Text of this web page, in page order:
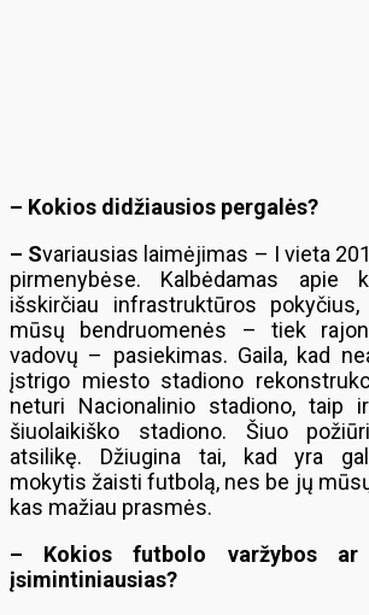
– Kokios didžiausios pergalės?
– Svariausias laimėjimas – I vieta
pirmenybėse. Kalbėdamas apie
išskirčiau infrastruktūros
mūsų bendruomenės – tiek
vadovų – pasiekimas. Gaila, kad
įstrigo miesto stadiono
neturi Nacionalinio stadiono, taip
šiuolaikiško stadiono. Šiuo
atsilikę. Džiugina tai, kad yra
mokytis žaisti futbolą, nes be jų
kas mažiau prasmės.
– Kokios futbolo varžybos ar
įsimintiniausias?